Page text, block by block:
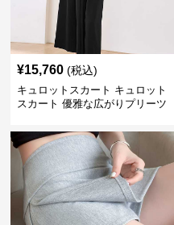
¥15,760 (税込)
キュロットスカート キュロット
スカート 優雅な広がりプリーツ